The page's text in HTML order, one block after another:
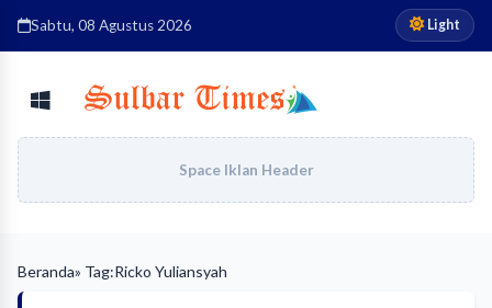
Sabtu, 08 Agustus 2026 Light
Space Iklan Header
Beranda» Tag:Ricko Yuliansyah